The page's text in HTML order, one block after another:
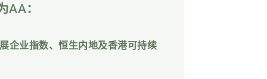
：
企业指数、恒生内地及香港可持续